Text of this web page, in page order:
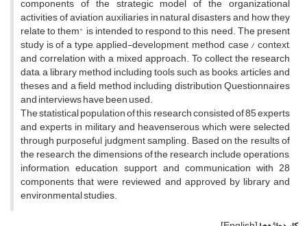
components of the strategic model of the organizational
activities of aviation auxiliaries in natural disasters and how they
relate to them" is intended to respond to this need. The present
study is of a type, applied-development, method, case / context,
and correlation with a mixed approach. To collect the research
data, a library method including tools such as books, articles and
theses and a field method including distribution Questionnaires
and interviews have been used.
The statistical population of this research consisted of 85 experts
and experts in military and heavenserous which were selected
through purposeful judgment sampling. Based on the results of
the research, the dimensions of the research include operations,
information, education, support and communication with 28
components that were reviewed and approved by library and
environmental studies.